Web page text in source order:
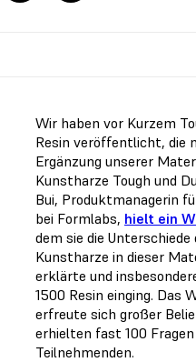
Wir haben vor Kurzem
Resin veröffentlicht, die
Ergänzung unserer
Kunstharze Tough und
Bui, Produktmanagerin
bei Formlabs, hielt ein
dem sie die Unterschiede
Kunstharze in dieser
erklärte und
1500 Resin einging. Das
erfreute sich großer
erhielten fast 100 Fragen
Teilnehmenden.